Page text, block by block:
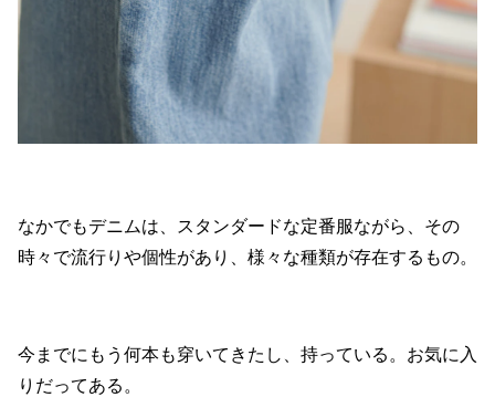
なかでもデニムは、スタンダードな定番服ながら、その
時々で流行りや個性があり、様々な種類が存在するもの。
今までにもう何本も穿いてきたし、持っている。お気に入
りだってある。